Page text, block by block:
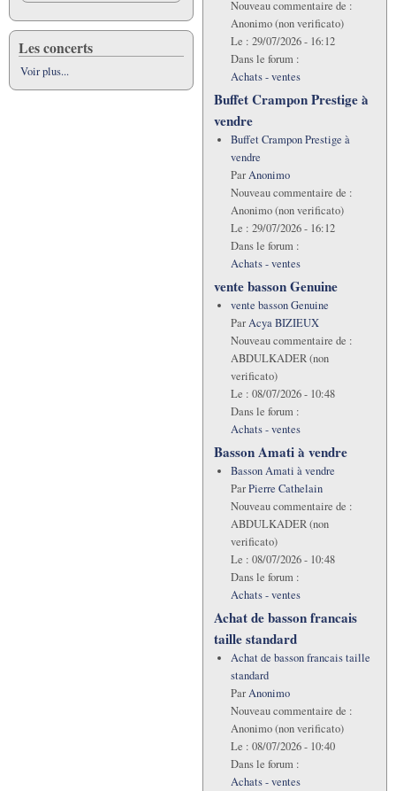
Les concerts
Voir plus...
Nouveau commentaire de :
Anonimo (non verificato)
Le : 29/07/2026 - 16:12
Dans le forum :
Achats - ventes
Buffet Crampon Prestige à
vendre
Buffet Crampon Prestige à
vendre
ParAnonimo
Nouveau commentaire de :
Anonimo (non verificato)
Le : 29/07/2026 - 16:12
Dans le forum :
Achats - ventes
vente basson Genuine
vente basson Genuine
ParAcya BIZIEUX
Nouveau commentaire de :
ABDULKADER (non
verificato)
Le : 08/07/2026 - 10:48
Dans le forum :
Achats - ventes
Basson Amati à vendre
Basson Amati à vendre
ParPierre Cathelain
Nouveau commentaire de :
ABDULKADER (non
verificato)
Le : 08/07/2026 - 10:48
Dans le forum :
Achats - ventes
Achat de basson francais
taille standard
Achat de basson francais taille
standard
ParAnonimo
Nouveau commentaire de :
Anonimo (non verificato)
Le : 08/07/2026 - 10:40
Dans le forum :
Achats - ventes